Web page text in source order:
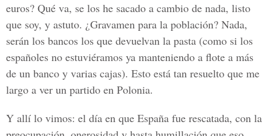
euros? Qué va, se los he sacado a cambio de nada, listo
que soy, y astuto. ¿Gravamen para la población? Nada,
serán los bancos los que devuelvan la pasta (como si los
españoles no estuviéramos ya manteniendo a flote a más
de un banco y varias cajas). Esto está tan resuelto que me
largo a ver un partido en Polonia.
Y allí lo vimos: el día en que España fue rescatada, con la